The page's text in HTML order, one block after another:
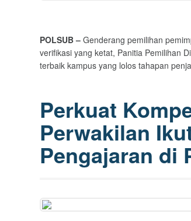
POLSUB – Genderang pemilihan
verifikasi yang ketat, Panitia Pemilihan
terbaik kampus yang lolos tahapan
Perkuat
Perwakilan
Pengajaran di